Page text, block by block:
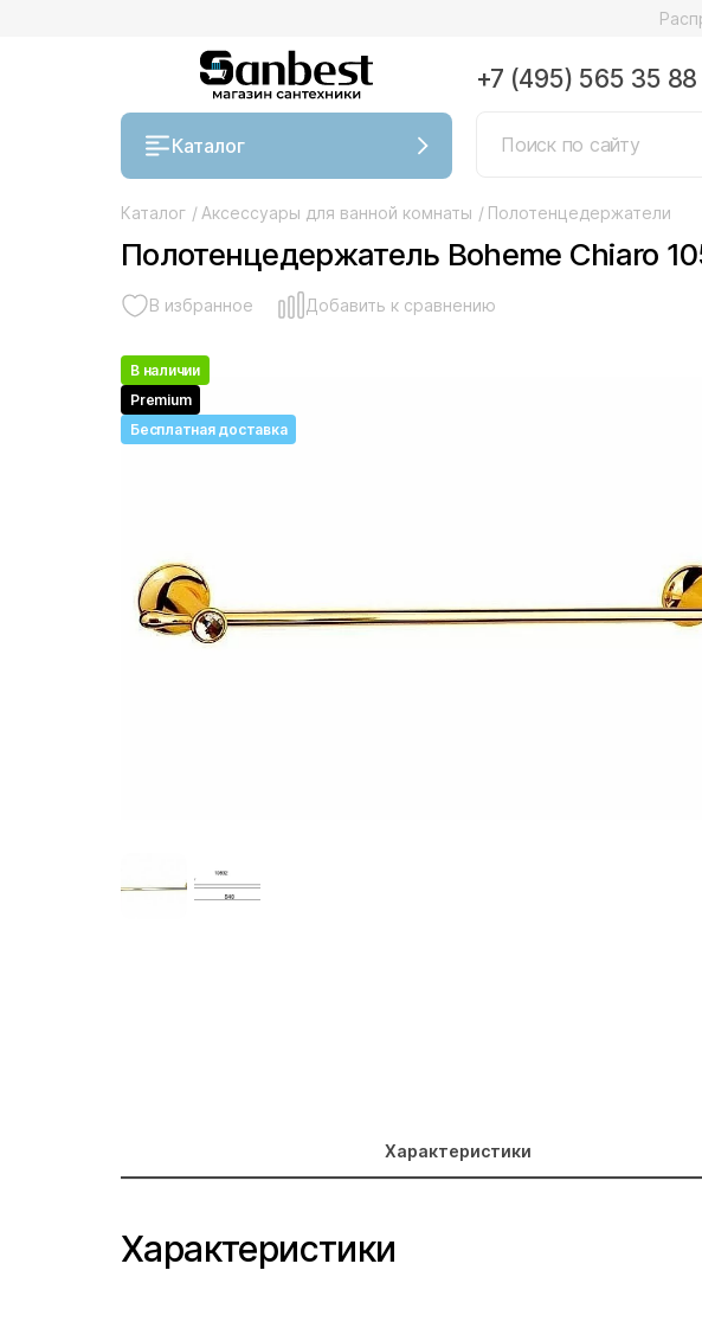
Каталог
+7 (495) 565 35 88
Каталог / Аксессуары для ванной комнаты / Полотенцедержатели
Полотенцедержатель Boheme Chiaro
В избранное Добавить к сравнению
В наличии
Premium
Бесплатная доставка
Характеристики
Характеристики